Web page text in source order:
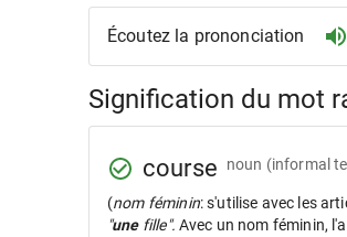
Écoutez la prononciation
Signification du mot
course noun (informal
(nom féminin: s'utilise avec les
"unefille". Avec un nom féminin,